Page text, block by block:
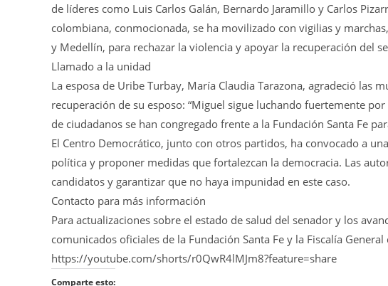
de líderes como Luis Carlos Galán, Bernardo Jaramillo y Carlos
colombiana, conmocionada, se ha movilizado con vigilias y
y Medellín, para rechazar la violencia y apoyar la recuperación del
Llamado a la unidad
La esposa de Uribe Turbay, María Claudia Tarazona, agradeció las
recuperación de su esposo: “Miguel sigue luchando fuertemente
de ciudadanos se han congregado frente a la Fundación Santa Fe
El Centro Democrático, junto con otros partidos, ha convocado a
política y proponer medidas que fortalezcan la democracia. Las
candidatos y garantizar que no haya impunidad en este caso.
Contacto para más información
Para actualizaciones sobre el estado de salud del senador y los
comunicados oficiales de la Fundación Santa Fe y la Fiscalía General
https://youtube.com/shorts/r0QwR4lMJm8?feature=share
Comparte esto: